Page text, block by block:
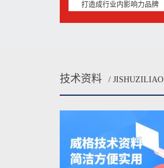
打造成行业内影响力品牌
技术资料 / JISHUZILIAO